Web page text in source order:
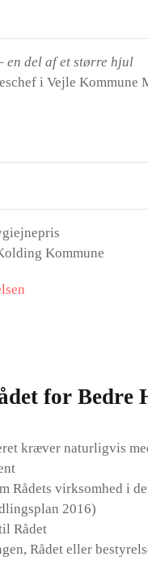
en del af et større hjul
i Vejle
Kommune
for Bedre
kræver naturligvis
Rådets virksomhed i
2016)
Rådet
Rådet eller